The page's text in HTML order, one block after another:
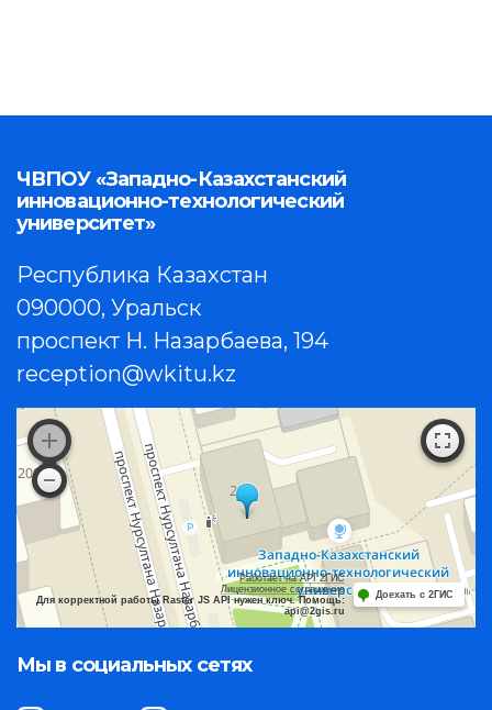
ЧВПОУ «Западно-Казахстанский
инновационно-технологический
университет»
Республика Казахстан
090000, Уральск
проспект Н. Назарбаева, 194
reception@wkitu.kz
Работает на API 2ГИС
Лицензионное соглашение
Для корректной работы Raster JS API нужен ключ. Помощь:
api@2gis.ru
Доехать с 2ГИС
Мы в социальных сетях